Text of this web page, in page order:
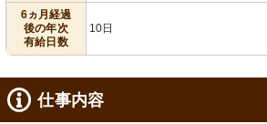
6ヵ月経過
後の年次
有給日数
10日
仕事内容